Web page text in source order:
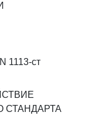
1113-ст
СТАНДАРТА